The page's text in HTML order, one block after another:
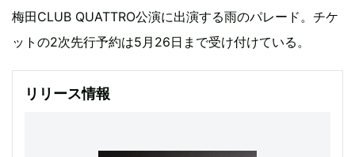
梅田CLUB QUATTRO公演に出演する雨のパレード。チケ
ットの2次先行予約は5月26日まで受け付けている。
リリース情報